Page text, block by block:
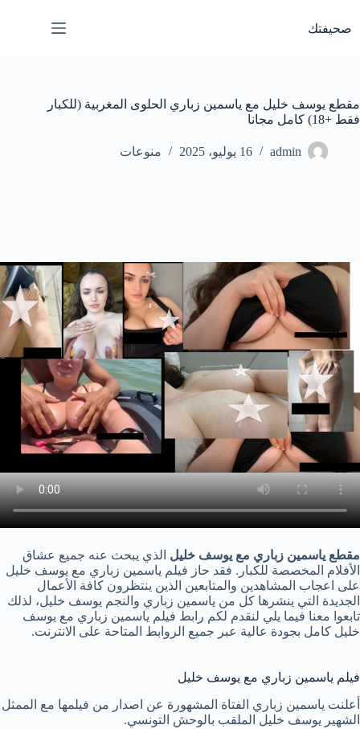
المحتوى
صحيفتك
مقطع يوسف خليل مع ياسمين زباري الحلوى المغربية (للكبار
فقط +18) كامل مجانا
admin 16 يوليو، 2025 منوعات
مقطع ياسمين زباري مع يوسف خليل الذي يبحث عنه جميع عشاق
الأفلام المخصصة للكبار. فقد حاز فيلم ياسمين زباري مع يوسف خليل
على اعجاب المشاهدين والمتابعين الذين ينتظرون كافة الأعمال
الجديدة التي ينشرها كل من ياسمين زباري والنجم يوسف خليل، لذلك
تابعوا معنا فيما يلي لنقدم لكم رابط فيلم ياسمين زباري مع يوسف
خليل كامل بجودة عالية عبر جميع الروابط المتاحة على الانترنت.
فيلم ياسمين زباري مع يوسف خليل
أعلنت ياسمين زباري الفتاة المشهورة عن اصدار من فيلمها مع الممثل
الشهير يوسف خليل الملقب بالوحش التونسي.